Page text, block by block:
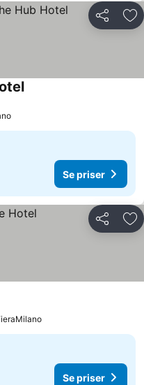
Del
Se priser
Se priser
Del
Se priser